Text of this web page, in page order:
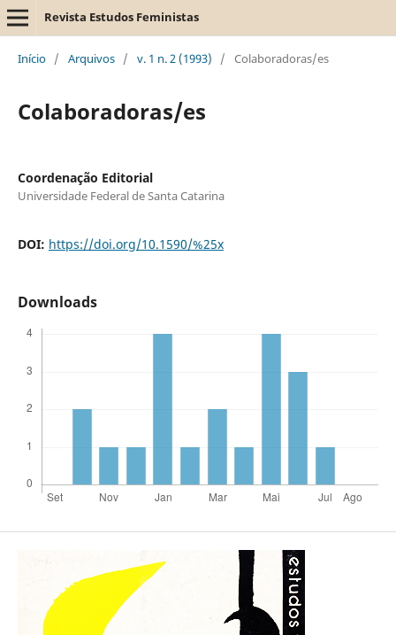
Revista Estudos Feministas
Início / Arquivos / v. 1 n. 2 (1993) / Colaboradoras/es
Colaboradoras/es
Coordenação Editorial
Universidade Federal de Santa Catarina
DOI: https://doi.org/10.1590/%25x
Downloads